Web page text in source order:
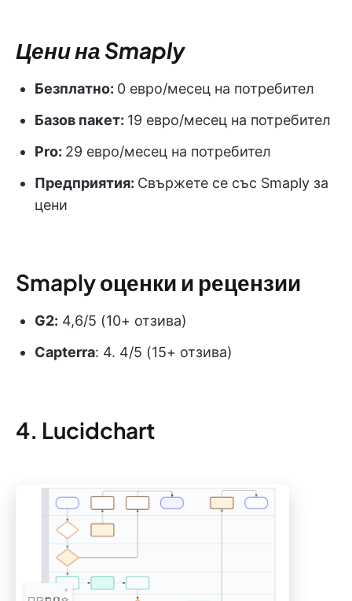
Цени на Smaply
Безплатно: 0 евро/месец на потребител
Базов пакет: 19 евро/месец на потребител
Pro: 29 евро/месец на потребител
Предприятия: Свържете се със Smaply за
цени
Smaply оценки и рецензии
G2: 4,6/5 (10+ отзива)
Capterra: 4. 4/5 (15+ отзива)
4. Lucidchart